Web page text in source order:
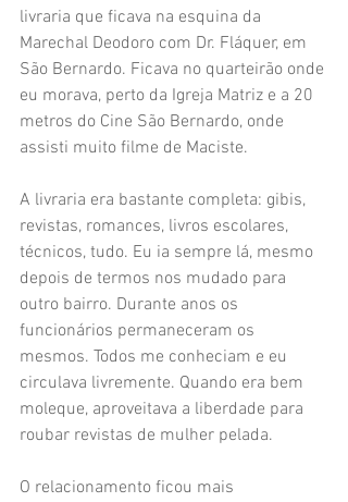
livraria que ficava na esquina da
Marechal Deodoro com Dr. Fláquer, em
São Bernardo. Ficava no quarteirão onde
eu morava, perto da Igreja Matriz e a 20
metros do Cine São Bernardo, onde
assisti muito filme de Maciste.
A livraria era bastante completa: gibis,
revistas, romances, livros escolares,
técnicos, tudo. Eu ia sempre lá, mesmo
depois de termos nos mudado para
outro bairro. Durante anos os
funcionários permaneceram os
mesmos. Todos me conheciam e eu
circulava livremente. Quando era bem
moleque, aproveitava a liberdade para
roubar revistas de mulher pelada.
O relacionamento ficou mais